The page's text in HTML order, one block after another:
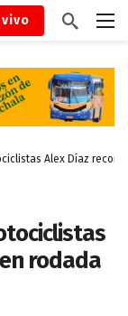
vivo
Álex Díaz
rodada